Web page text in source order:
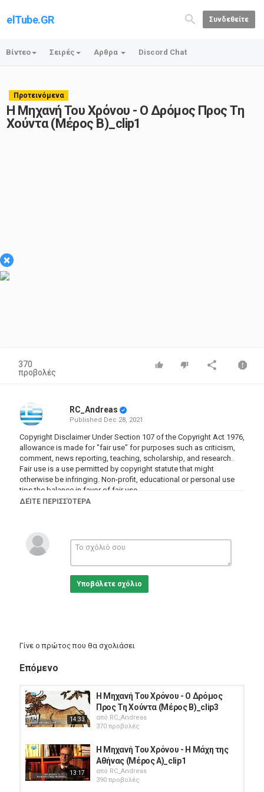
elTube.GR Συνδεθείτε
Βίντεο Σειρές Αρθρα Discord Chat
Προτεινόμενα
Η Μηχανή Του Χρόνου - Ο Δρόμος Προς Τη
Χούντα (Μέρος Β)_clip1
×
370
προβολές
RC_Andreas
Published Dec 28, 2021
Copyright Disclaimer Under Section 107 of the Copyright Act 1976,
allowance is made for "fair use" for purposes such as criticism,
comment, news reporting, teaching, scholarship, and research.
Fair use is a use permitted by copyright statute that might
otherwise be infringing. Non-profit, educational or personal use
tips the balance in favor of fair use.
ΔΕΊΤΕ ΠΕΡΙΣΣΌΤΕΡΑ
Υποβάλετε σχόλιο
Γίνε ο πρώτος που θα σχολιάσει
Επόμενο
14:33
Η Μηχανή Του Χρόνου - Ο Δρόμος
Προς Τη Χούντα (Μέρος Β)_clip3
από RC_Andreas
370 προβολές
13:17
Η Μηχανή Του Χρόνου - Η Μάχη της
Αθήνας (Μέρος Α)_clip1
από RC_Andreas
390 προβολές